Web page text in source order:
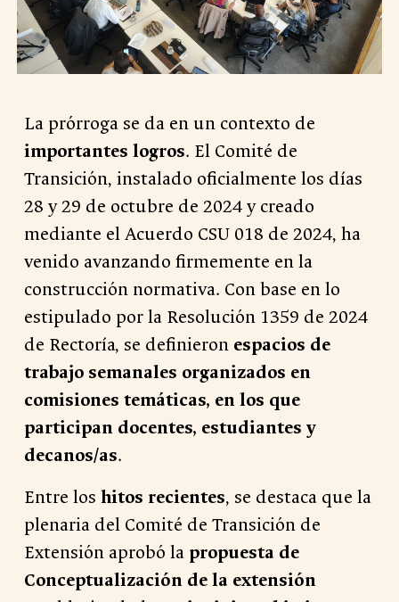
La prórroga se da en un contexto de
importantes logros. El Comité de
Transición, instalado oficialmente los días
28 y 29 de octubre de 2024 y creado
mediante el Acuerdo CSU 018 de 2024, ha
venido avanzando firmemente en la
construcción normativa. Con base en lo
estipulado por la Resolución 1359 de 2024
de Rectoría, se definieron espacios de
trabajo semanales organizados en
comisiones temáticas, en los que
participan docentes, estudiantes y
decanos/as.
Entre loshitos recientes, se destaca que la
plenaria del Comité de Transición de
Extensión aprobó la propuesta de
Conceptualización de la extensión